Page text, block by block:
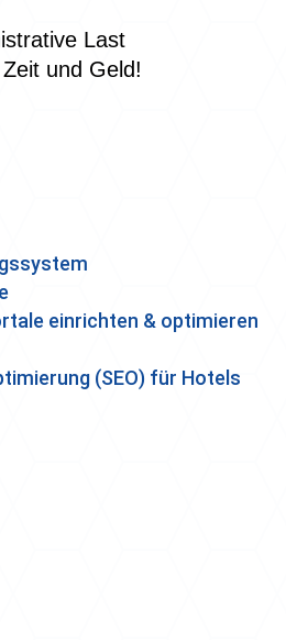
Last
und Geld!
einrichten & optimieren
(SEO) für Hotels